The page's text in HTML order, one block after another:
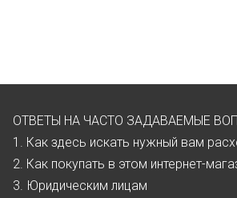
ОТВЕТЫ НА ЧАСТО ЗАДАВАЕМЫЕ
1. Как здесь искать нужный вам
2. Как покупать в этом интернет-
3. Юридическим лицам